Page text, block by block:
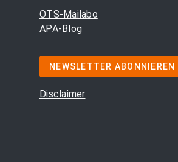
OTS-Mailabo
APA-Blog
NEWSLETTER ABONNIEREN
Disclaimer